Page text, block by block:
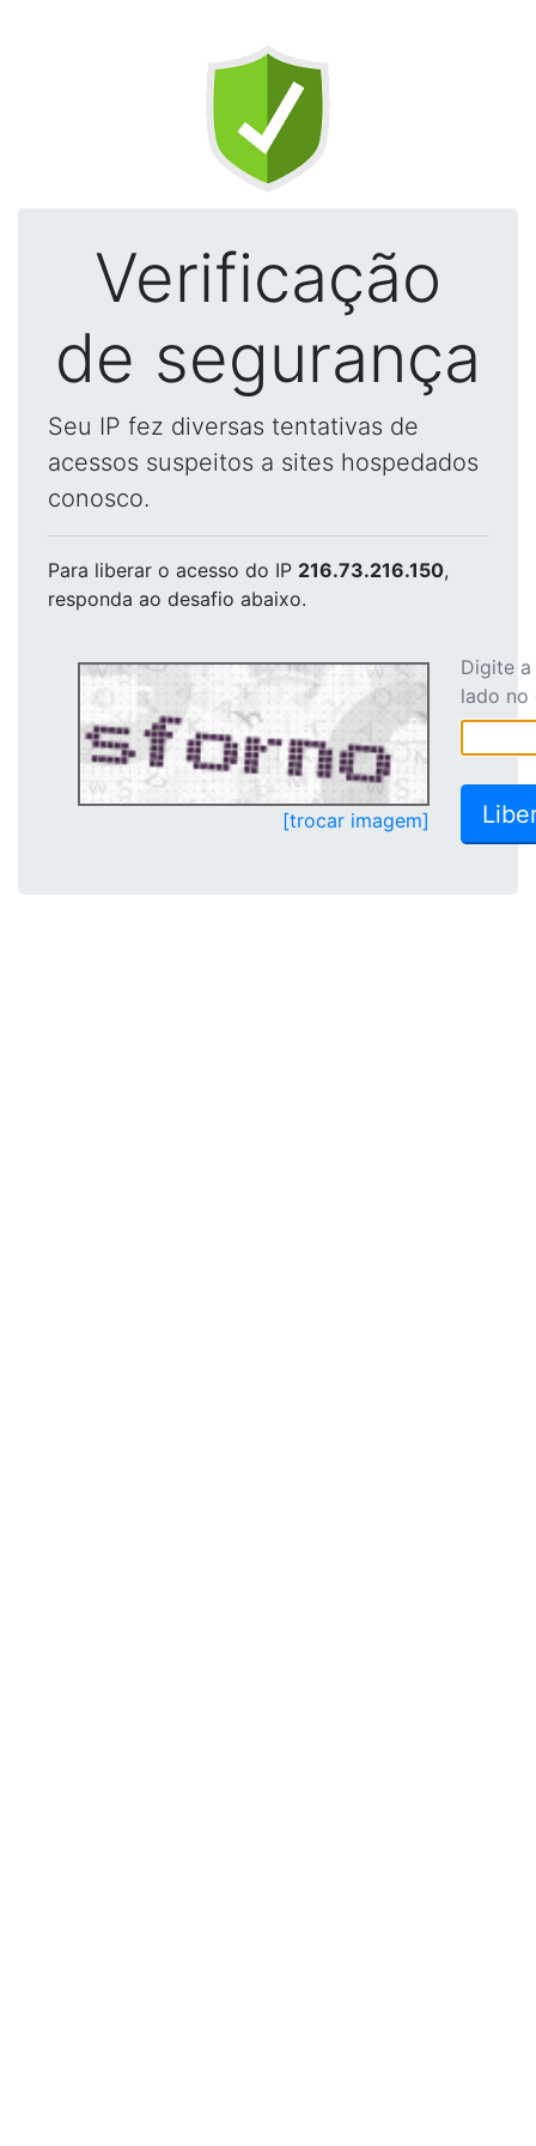
Verificação
de segurança
Seu IP fez diversas tentativas de
acessos suspeitos a sites hospedados
conosco.
Para liberar o acesso do IP 216.73.216.150,
responda ao desafio abaixo.
[trocar imagem]
Digite
lado no